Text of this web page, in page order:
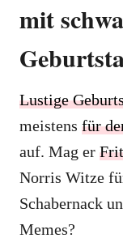
mit
Lustige
meistens für
auf. Mag er
Norris Witze
Schabernack
Memes?